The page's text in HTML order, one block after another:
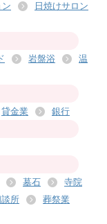
日焼けサロン
岩盤浴
温
貸金業 銀行
墓石
寺院
所
葬祭業